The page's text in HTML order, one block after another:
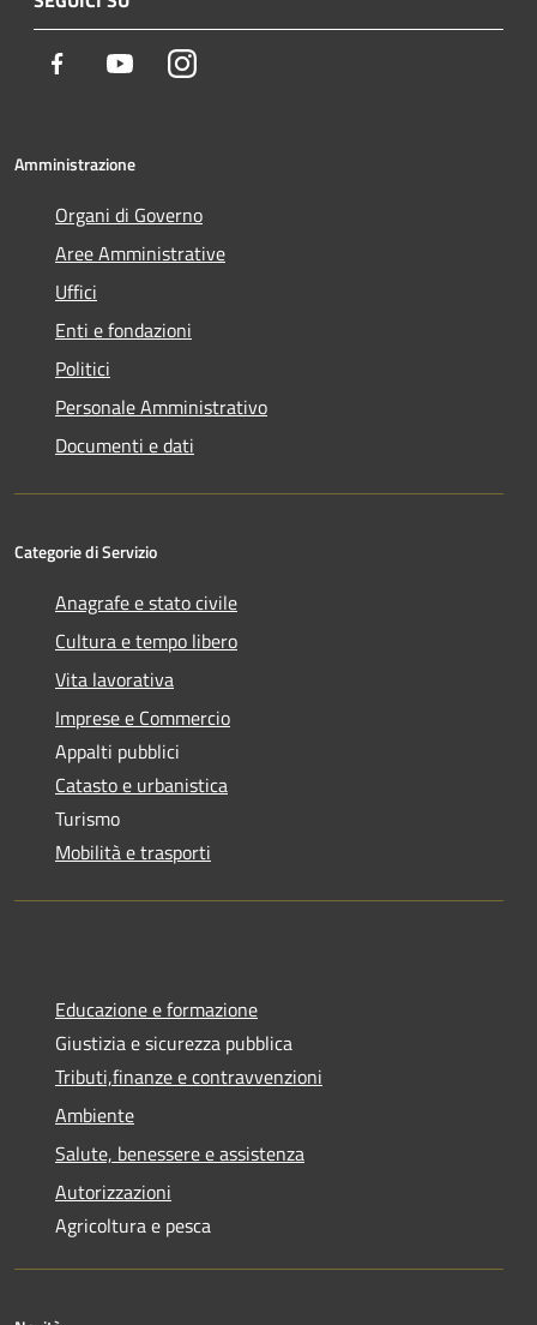
Facebook YoutubeInstagram
Amministrazione
Organi di Governo
Aree Amministrative
Uffici
Enti e fondazioni
Politici
Personale Amministrativo
Documenti e dati
Categorie di Servizio
Anagrafe e stato civile
Cultura e tempo libero
Vita lavorativa
Imprese e Commercio
Appalti pubblici
Catasto e urbanistica
Turismo
Mobilità e trasporti
Educazione e formazione
Giustizia e sicurezza pubblica
Tributi,finanze e contravvenzioni
Ambiente
Salute, benessere e assistenza
Autorizzazioni
Agricoltura e pesca